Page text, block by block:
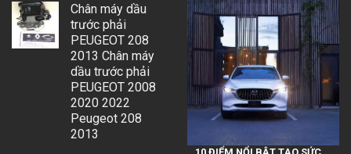
Chân máy dầu
trước phải
PEUGEOT 208
2013 Chân máy
dầu trước phải
PEUGEOT 2008
2020 2022
Peugeot 208
2013